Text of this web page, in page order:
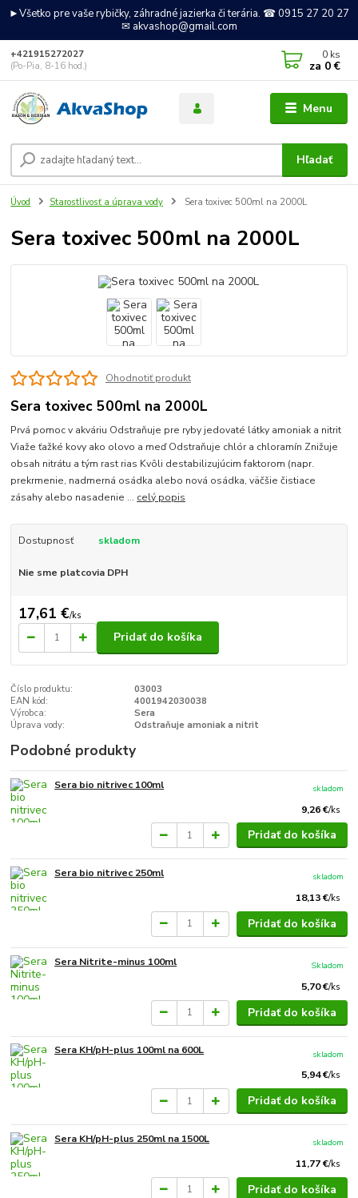
►Všetko pre vaše rybičky, záhradné jazierka či terária. ☎ 0915 27 20 27
✉ akvashop@gmail.com
Menu
Hľadať
+421915272027
(Po-Pia, 8-16 hod.)
0 ks
za 0 €
Úvod Starostlivosť a úprava vody Sera toxivec 500ml na 2000L
Sera toxivec 500ml na 2000L
Ohodnotiť produkt
Sera toxivec 500ml na 2000L
Prvá pomoc v akváriu Odstraňuje pre ryby jedovaté látky amoniak a nitrit
Viaže ťažké kovy ako olovo a meď Odstraňuje chlór a chloramín Znižuje
obsah nitrátu a tým rast rias Kvôli destabilizujúcim faktorom (napr.
prekrmenie, nadmerná osádka alebo nová osádka, väčšie čistiace
zásahy alebo nasadenie ... celý popis
Dostupnosť skladom
Nie sme platcovia DPH
17,61 €/ks
Pridať do košíka
Číslo produktu:
03003
EAN kód:
4001942030038
Výrobca:
Sera
Úprava vody:
Odstraňuje amoniak a nitrit
Podobné produkty
Sera bio nitrivec 100ml
9,26 €/ks
skladom
Pridať do košíka
Sera bio nitrivec 250ml
18,13 €/ks
skladom
Pridať do košíka
Sera Nitrite-minus 100ml
5,70 €/ks
Skladom
Pridať do košíka
Sera KH/pH-plus 100ml na 600L
5,94 €/ks
skladom
Pridať do košíka
Sera KH/pH-plus 250ml na 1500L
11,77 €/ks
skladom
Pridať do košíka